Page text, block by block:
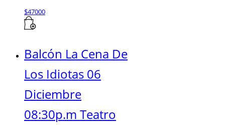
$47000
Balcón La Cena De
Los Idiotas 06
Diciembre
08:30p.m Teatro